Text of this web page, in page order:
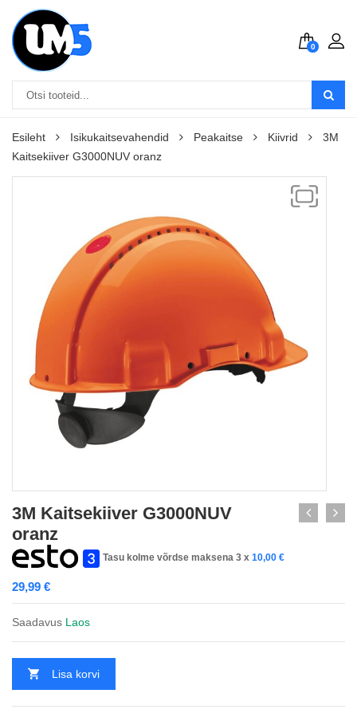
0
Esileht Isikukaitsevahendid Peakaitse Kiivrid
3M
Kaitsekiiver G3000NUV oranz
3M Kaitsekiiver G3000NUV
oranz
Tasu kolme võrdse maksena 3 x 10,00 €
29,99 €
Saadavus Laos
Lisa korvi